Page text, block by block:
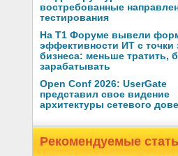
востребованные
тестирования
На Т1 Форуме вывели
эффективности ИТ с точки
бизнеса: меньше тратить,
зарабатывать
Open Conf 2026: UserGate
представил свое видение
архитектуры сетевого
Рекомендуемые